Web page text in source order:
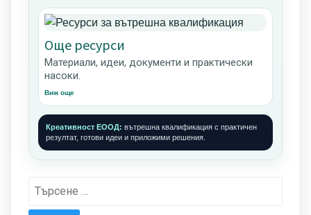
Още ресурси
Материали, идеи, документи и практически
насоки.
Виж още
Креативност ЕООД: вътрешна квалификация с практичен
резултат, готови идеи и приложими решения.
Търсене